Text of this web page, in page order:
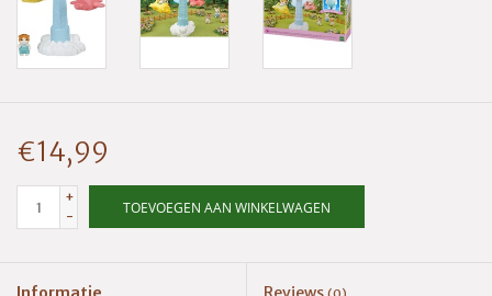
€14,99
+
-
TOEVOEGEN AAN WINKELWAGEN